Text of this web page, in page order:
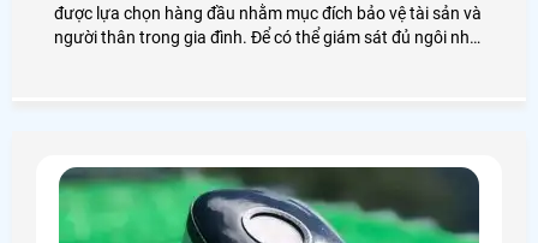
được lựa chọn hàng đầu nhằm mục đích bảo vệ tài sản và
người thân trong gia đình. Để có thể giám sát đủ ngôi nhà